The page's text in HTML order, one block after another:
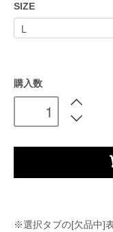
SIZE
購入数
※選択タブの[欠品中]